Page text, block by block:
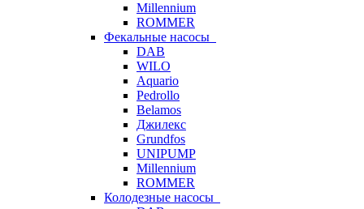
Millennium
ROMMER
Фекальные насосы
DAB
WILO
Aquario
Pedrollo
Belamos
Джилекс
Grundfos
UNIPUMP
Millennium
ROMMER
Колодезные насосы